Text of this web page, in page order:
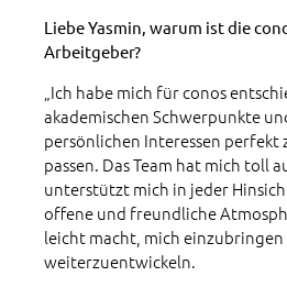
Liebe Yasmin, warum ist die
Arbeitgeber?
„Ich habe mich für conos
akademischen Schwerpunkte
persönlichen Interessen perfekt
passen. Das Team hat mich toll
unterstützt mich in jeder
offene und freundliche
leicht macht, mich einzubringen
weiterzuentwickeln.